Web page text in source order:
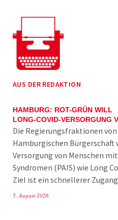
AUS DER REDAKTION
HAMBURG: ROT-GRÜN WILL
LONG-COVID-VERSORGUNG
Die Regierungsfraktionen von
Hamburgischen Bürgerschaft
Versorgung von Menschen
Syndromen (PAIS) wie Long
Ziel ist ein schnellerer
5. August 2026